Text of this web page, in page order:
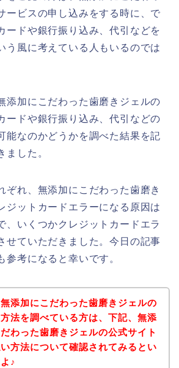
ービスの申し込みをする時に、で
ードや銀行振り込み、代引などを
う風に考えている人もいるのでは
添加にこだわった歯磨きジェルの
ードや銀行振り込み、代引などの
能なのかどうかを調べた結果を記
ました。
ぞれ、無添加にこだわった歯磨き
ジットカードエラーになる原因は
、いくつかクレジットカードエラ
せていただきました。今日の記事
参考になると幸いです。
添加にこだわった歯磨きジェルの
法を調べている方は、下記、無添
わった歯磨きジェルの公式サイト
方法について確認されてみるとい
♪